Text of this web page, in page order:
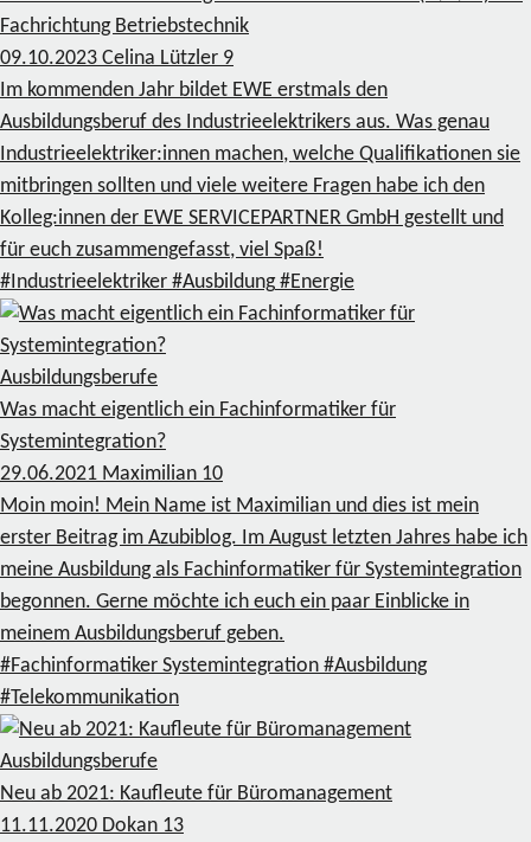
Fachrichtung Betriebstechnik
09.10.2023 Celina Lützler 9
Im kommenden Jahr bildet EWE erstmals den
Ausbildungsberuf des Industrieelektrikers aus. Was genau
Industrieelektriker:innen machen, welche Qualifikationen sie
mitbringen sollten und viele weitere Fragen habe ich den
Kolleg:innen der EWE SERVICEPARTNER GmbH gestellt und
für euch zusammengefasst, viel Spaß!
#Industrieelektriker #Ausbildung #Energie
Ausbildungsberufe
Was macht eigentlich ein Fachinformatiker für
Systemintegration?
29.06.2021 Maximilian 10
Moin moin! Mein Name ist Maximilian und dies ist mein
erster Beitrag im Azubiblog. Im August letzten Jahres habe ich
meine Ausbildung als Fachinformatiker für Systemintegration
begonnen. Gerne möchte ich euch ein paar Einblicke in
meinem Ausbildungsberuf geben.
#Fachinformatiker Systemintegration #Ausbildung
#Telekommunikation
Ausbildungsberufe
Neu ab 2021: Kaufleute für Büromanagement
11.11.2020 Dokan 13